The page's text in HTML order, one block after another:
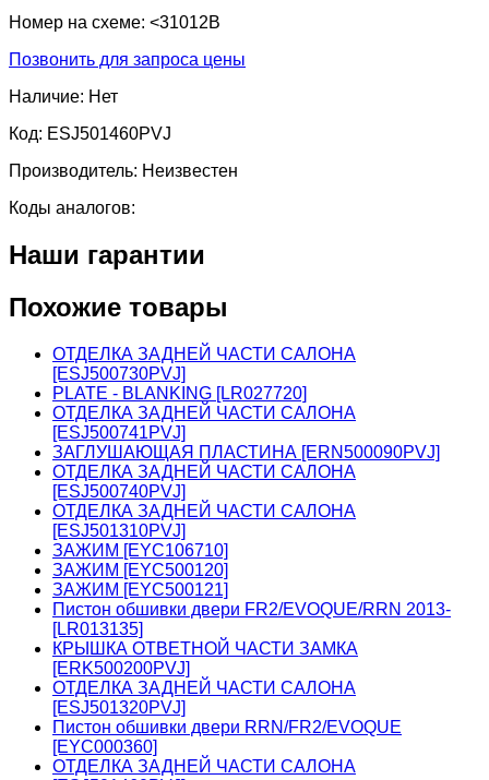
Номер на схеме: <31012B
Позвонить для запроса цены
Наличие: Нет
Код: ESJ501460PVJ
Производитель: Неизвестен
Коды аналогов:
Наши гарантии
Похожие товары
ОТДЕЛКА ЗАДНЕЙ ЧАСТИ САЛОНА
[ESJ500730PVJ]
PLATE - BLANKING [LR027720]
ОТДЕЛКА ЗАДНЕЙ ЧАСТИ САЛОНА
[ESJ500741PVJ]
ЗАГЛУШАЮЩАЯ ПЛАСТИНА [ERN500090PVJ]
ОТДЕЛКА ЗАДНЕЙ ЧАСТИ САЛОНА
[ESJ500740PVJ]
ОТДЕЛКА ЗАДНЕЙ ЧАСТИ САЛОНА
[ESJ501310PVJ]
ЗАЖИМ [EYC106710]
ЗАЖИМ [EYC500120]
ЗАЖИМ [EYC500121]
Пистон обшивки двери FR2/EVOQUE/RRN 2013-
[LR013135]
КРЫШКА ОТВЕТНОЙ ЧАСТИ ЗАМКА
[ERK500200PVJ]
ОТДЕЛКА ЗАДНЕЙ ЧАСТИ САЛОНА
[ESJ501320PVJ]
Пистон обшивки двери RRN/FR2/EVOQUE
[EYC000360]
ОТДЕЛКА ЗАДНЕЙ ЧАСТИ САЛОНА